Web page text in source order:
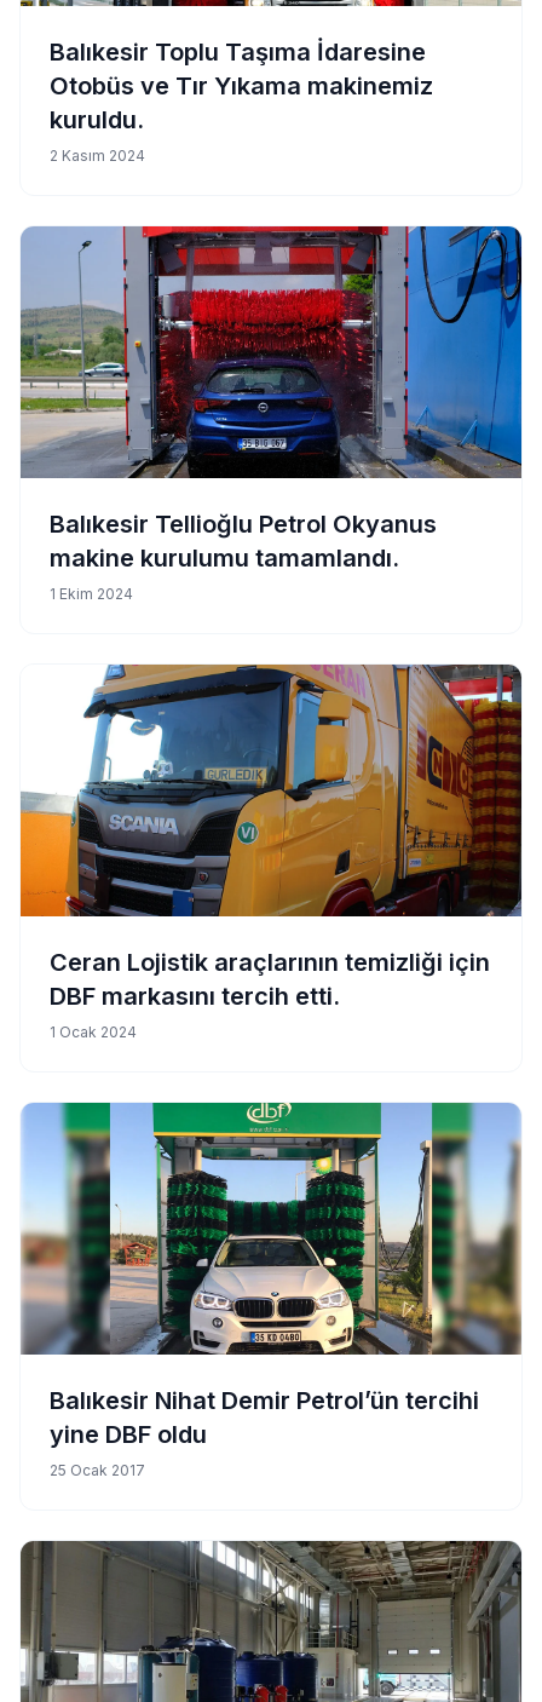
Balıkesir Toplu Taşıma İdaresine
Otobüs ve Tır Yıkama makinemiz
kuruldu.
2 Kasım 2024
Balıkesir Tellioğlu Petrol Okyanus
makine kurulumu tamamlandı.
1 Ekim 2024
Ceran Lojistik araçlarının temizliği için
DBF markasını tercih etti.
1 Ocak 2024
Balıkesir Nihat Demir Petrol’ün tercihi
yine DBF oldu
25 Ocak 2017